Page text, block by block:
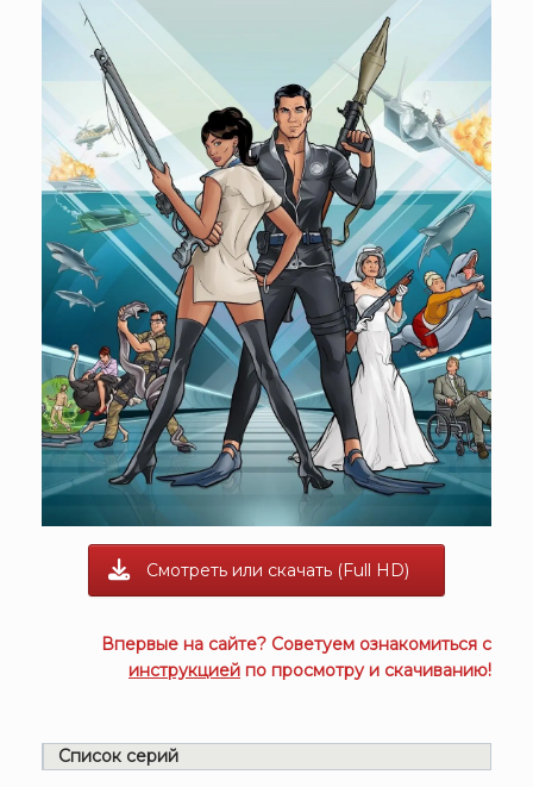
Смотреть или скачать (Full HD)
Впервые на сайте? Советуем ознакомиться с
инструкцией по просмотру и скачиванию!
Список серий